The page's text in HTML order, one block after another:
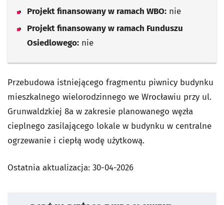
Projekt finansowany w ramach WBO: nie
Projekt finansowany w ramach Funduszu
Osiedlowego: nie
Przebudowa istniejącego fragmentu piwnicy budynku
mieszkalnego wielorodzinnego we Wrocławiu przy ul.
Grunwaldzkiej 8a w zakresie planowanego węzła
cieplnego zasilającego lokale w budynku w centralne
ogrzewanie i ciepłą wodę użytkową.
Ostatnia aktualizacja: 30-04-2026